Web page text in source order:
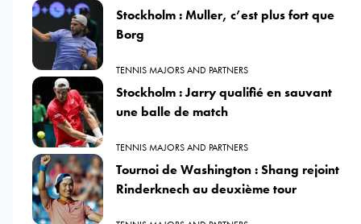
Stockholm : Muller, c’est plus fort que
Borg
TENNIS MAJORS AND PARTNERS
Stockholm : Jarry qualifié en sauvant
une balle de match
TENNIS MAJORS AND PARTNERS
Tournoi de Washington : Shang rejoint
Rinderknech au deuxième tour